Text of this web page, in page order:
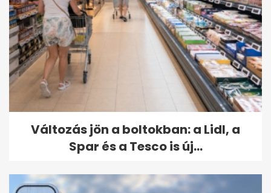
Változás jön a boltokban: a Lidl, a
Spar és a Tesco is új...